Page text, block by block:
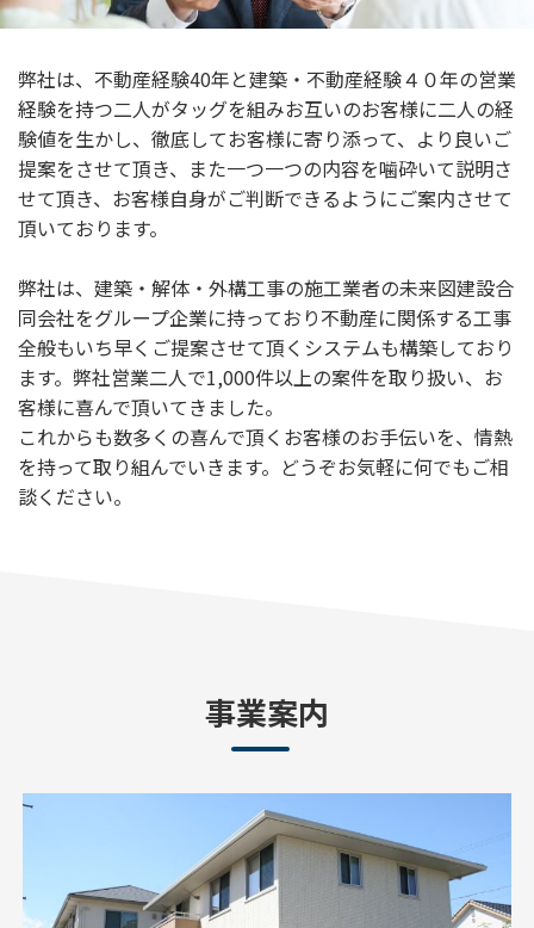
弊社は、不動産経験40年と建築・不動産経験４０年の営業
経験を持つ二人がタッグを組みお互いのお客様に二人の経
験値を生かし、徹底してお客様に寄り添って、より良いご
提案をさせて頂き、また一つ一つの内容を噛砕いて説明さ
せて頂き、お客様自身がご判断できるようにご案内させて
頂いております。
弊社は、建築・解体・外構工事の施工業者の未来図建設合
同会社をグループ企業に持っており不動産に関係する工事
全般もいち早くご提案させて頂くシステムも構築しており
ます。弊社営業二人で1,000件以上の案件を取り扱い、お
客様に喜んで頂いてきました。
これからも数多くの喜んで頂くお客様のお手伝いを、情熱
を持って取り組んでいきます。どうぞお気軽に何でもご相
談ください。
事業案内